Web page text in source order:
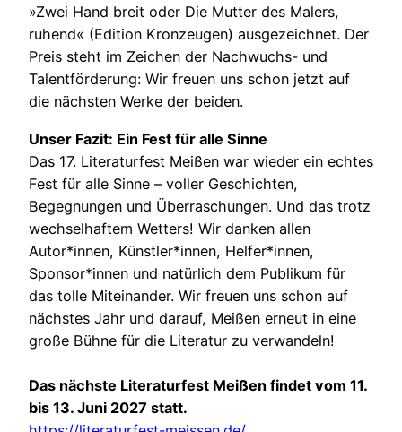
»Zwei Hand breit oder Die Mutter des Malers,
ruhend« (Edition Kronzeugen) ausgezeichnet. Der
Preis steht im Zeichen der Nachwuchs- und
Talentförderung: Wir freuen uns schon jetzt auf
die nächsten Werke der beiden.
Unser Fazit: Ein Fest für alle Sinne
Das 17. Literaturfest Meißen war wieder ein echtes
Fest für alle Sinne – voller Geschichten,
Begegnungen und Überraschungen. Und das trotz
wechselhaftem Wetters! Wir danken allen
Autor*innen, Künstler*innen, Helfer*innen,
Sponsor*innen und natürlich dem Publikum für
das tolle Miteinander. Wir freuen uns schon auf
nächstes Jahr und darauf, Meißen erneut in eine
große Bühne für die Literatur zu verwandeln!
Das nächste Literaturfest Meißen findet vom 11.
bis 13. Juni 2027 statt.